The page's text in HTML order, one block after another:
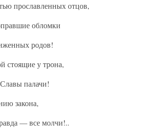
прославленных отцов,
обломки
родов!
стоящие у трона,
палачи!
закона,
— все молчи!..